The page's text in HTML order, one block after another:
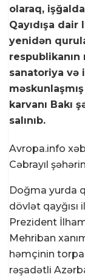
olaraq,
Qayıdışa dair
yenidən
sanatoriya və
karvanı Bakı
salınıb.
Avropa.info
Cəbrayıl
Doğma yurda
dövlət qayğısı
Prezident
Mehriban
həmçinin
rəşadətli